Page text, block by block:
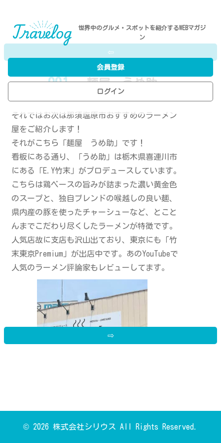
世界中のグルメ・スポットを紹介するWEBマガジ
ン
会員登録
ログイン
⇦
001- 麺屋 うめ助
それではお次は那須塩原市おすすめのラーメン
屋をご紹介します！
それがこちら「麺屋 うめ助」です！
看板にある通り、「うめ助」は栃木県喜連川市
にある「E.Y竹末」がプロデュースしています。
こちらは鶏ベースの旨みが詰まった濃い黄金色
のスープと、独自ブレンドの喉越しの良い麺、
県内産の豚を使ったチャーシューなど、とこと
んまでこだわり尽くしたラーメンが特徴です。
人気店故に支店も沢山出ており、東京にも「竹
末東京Premium」が出店中です。あのYouTubeで
人気のラーメン評論家もレビューしてます。
⇨
© 2026 株式会社シリウス All Rights Reserved.